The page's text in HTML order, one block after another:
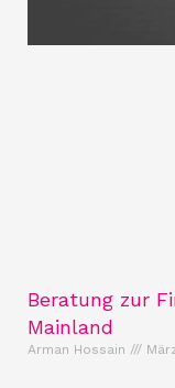
Beratung zur
Mainland
Arman Hossain